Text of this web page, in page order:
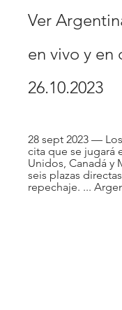
Ver
en vivo y en
26.10.2023
28 sept 2023 —
cita que se jugará
Unidos, Canadá y
seis plazas
repechaje. ...